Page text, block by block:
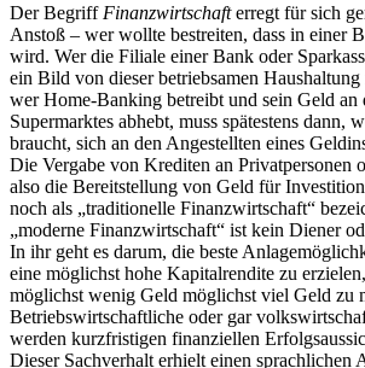
Der Begriff Finanzwirtschafterregt für sich
Anstoß – wer wollte bestreiten, dass in einer
wird. Wer die Filiale einer Bank oder
ein Bild von dieser betriebsamen
wer Home-Banking betreibt und sein Geld an
Supermarktes abhebt, muss spätestens dann,
braucht, sich an den Angestellten eines
Die Vergabe von Krediten an Privatpersonen
also die Bereitstellung von Geld für
noch als „traditionelle Finanzwirtschaft“
„moderne Finanzwirtschaft“ ist kein Diener
In ihr geht es darum, die beste
eine möglichst hohe Kapitalrendite zu
möglichst wenig Geld möglichst viel Geld zu
Betriebswirtschaftliche oder gar
werden kurzfristigen finanziellen
Dieser Sachverhalt erhielt einen sprachlichen